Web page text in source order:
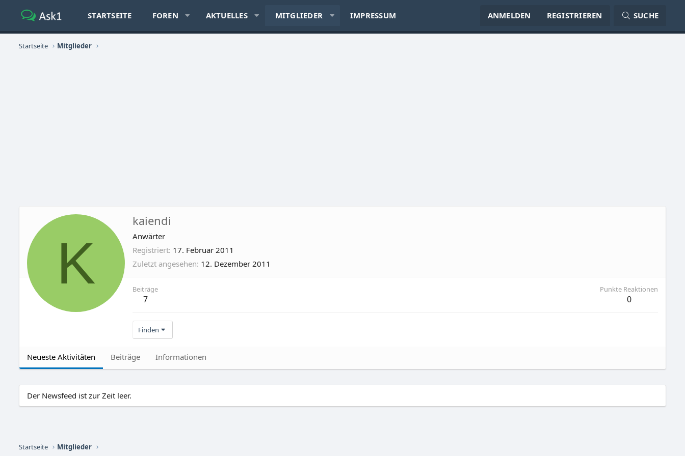
STARTSEITE FOREN AKTUELLES MITGLIEDER IMPRESSUM ANMELDEN REGISTRIEREN SUCHE
Startseite Mitglieder
K
kaiendi
Anwärter
Registriert 17. Februar 2011
Zuletzt angesehen 12. Dezember 2011
Beiträge
7
Punkte Reaktionen
0
Finden
Neueste Aktivitäten Beiträge Informationen
Der Newsfeed ist zur Zeit leer.
Startseite Mitglieder